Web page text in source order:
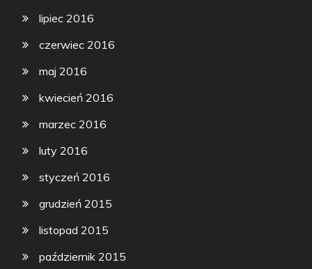
lipiec 2016
czerwiec 2016
maj 2016
kwiecień 2016
marzec 2016
luty 2016
styczeń 2016
grudzień 2015
listopad 2015
październik 2015